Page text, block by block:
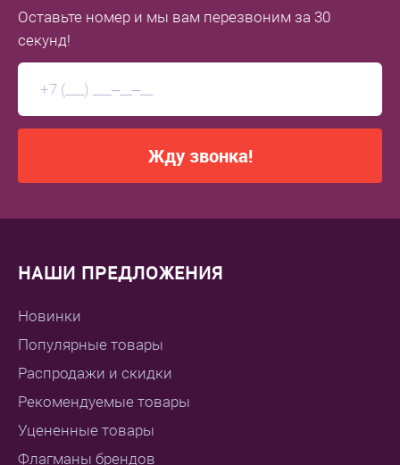
Оставьте номер и мы вам перезвоним за 30
секунд!
Жду звонка!
НАШИ ПРЕДЛОЖЕНИЯ
Новинки
Популярные товары
Распродажи и скидки
Рекомендуемые товары
Уцененные товары
Флагманы брендов